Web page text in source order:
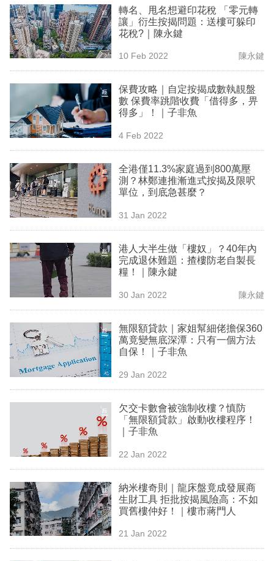
商
業
科
技
職
場
生
時
事
欄
訂
區
轉名、甩名想避印花稅 「零元轉
讓」衍生按揭問題：送樓可躲印
花稅?｜陳永鍵
10 Feb 2022 陳永鍵
保費攻略｜自定按揭成數執靚盤
數 保費率跳階收費「借得多，畀
得多」！｜子非魚
4 Feb 2022
全港僅11.3%家庭過到800萬壓
測？林鄭連推漸進式按揭及限呎
單位，到底急甚麼？
31 Jan 2022
港人大半生做「樓奴」？40年內
完成退休難題：揸樓防老自製長
糧！｜陳永鍵
30 Jan 2022 陳永鍵
無限額貸款｜家姐幫細佬擔保360
萬竟變無底深潭：只有一個方法
自保！｜子非魚
29 Jan 2022
欠交卡數會被強制收樓？慎防
「無限額貸款」啟動收樓程序！
｜子非魚
22 Jan 2022
納米樓奇則｜龍床盤竟成發展商
生財工具 拒批按揭風險高：不如
買舊樓仲好！｜樓市蔣門人
21 Jan 2022